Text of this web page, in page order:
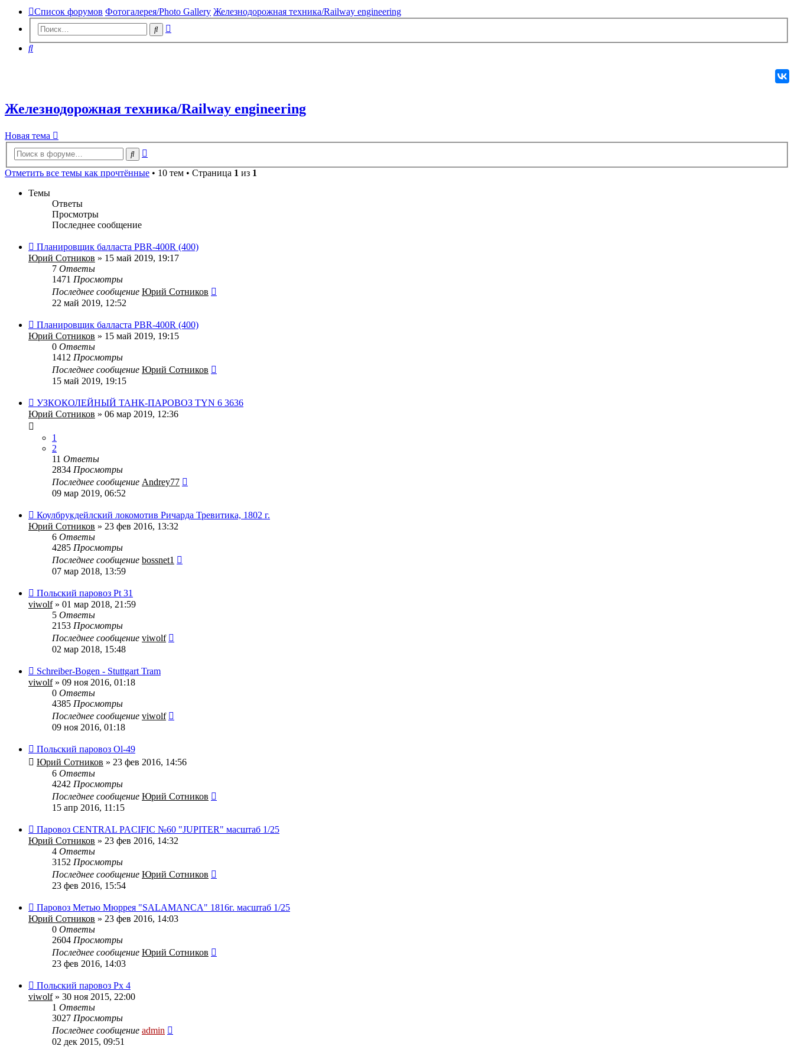
Список форумов Фотогалерея/Photo Gallery Железнодорожная техника/Railway engineering
Поиск
Поиск
Железнодорожная техника/Railway engineering
Новая
тема
Новая тема
Поиск
Отметить все темы как прочтённые • 10 тем • Страница 1 из 1
Темы
Ответы
Просмотры
Последнее сообщение
Планировщик балласта PBR-400R (400)
Юрий Сотников » 15 май 2019, 19:17
7 Ответы
1471 Просмотры
Последнее сообщение Юрий Сотников
22 май 2019, 12:52
Планировщик балласта PBR-400R (400)
Юрий Сотников » 15 май 2019, 19:15
0 Ответы
1412 Просмотры
Последнее сообщение Юрий Сотников
15 май 2019, 19:15
УЗКОКОЛЕЙНЫЙ ТАНК-ПАРОВОЗ TYN 6 3636
Юрий Сотников » 06 мар 2019, 12:36
1
2
11 Ответы
2834 Просмотры
Последнее сообщение Andrey77
09 мар 2019, 06:52
Коулбрукдейлский локомотив Ричарда Тревитика, 1802 г.
Юрий Сотников » 23 фев 2016, 13:32
6 Ответы
4285 Просмотры
Последнее сообщение bossnet1
07 мар 2018, 13:59
Польский паровоз Pt 31
viwolf» 01 мар 2018, 21:59
5 Ответы
2153 Просмотры
Последнее сообщение viwolf
02 мар 2018, 15:48
Schreiber-Bogen - Stuttgart Tram
viwolf» 09 ноя 2016, 01:18
0 Ответы
4385 Просмотры
Последнее сообщение viwolf
09 ноя 2016, 01:18
Польский паровоз Ol-49
Юрий Сотников » 23 фев 2016, 14:56
6 Ответы
4242 Просмотры
Последнее сообщение Юрий Сотников
15 апр 2016, 11:15
Паровоз CENTRAL PACIFIC №60 "JUPITER" масштаб 1/25
Юрий Сотников » 23 фев 2016, 14:32
4 Ответы
3152 Просмотры
Последнее сообщение Юрий Сотников
23 фев 2016, 15:54
Паровоз Метью Мюррея "SALAMANCA" 1816г. масштаб 1/25
Юрий Сотников » 23 фев 2016, 14:03
0 Ответы
2604 Просмотры
Последнее сообщение Юрий Сотников
23 фев 2016, 14:03
Польский паровоз Px 4
viwolf» 30 ноя 2015, 22:00
1 Ответы
3027 Просмотры
Последнее сообщение admin
02 дек 2015, 09:51